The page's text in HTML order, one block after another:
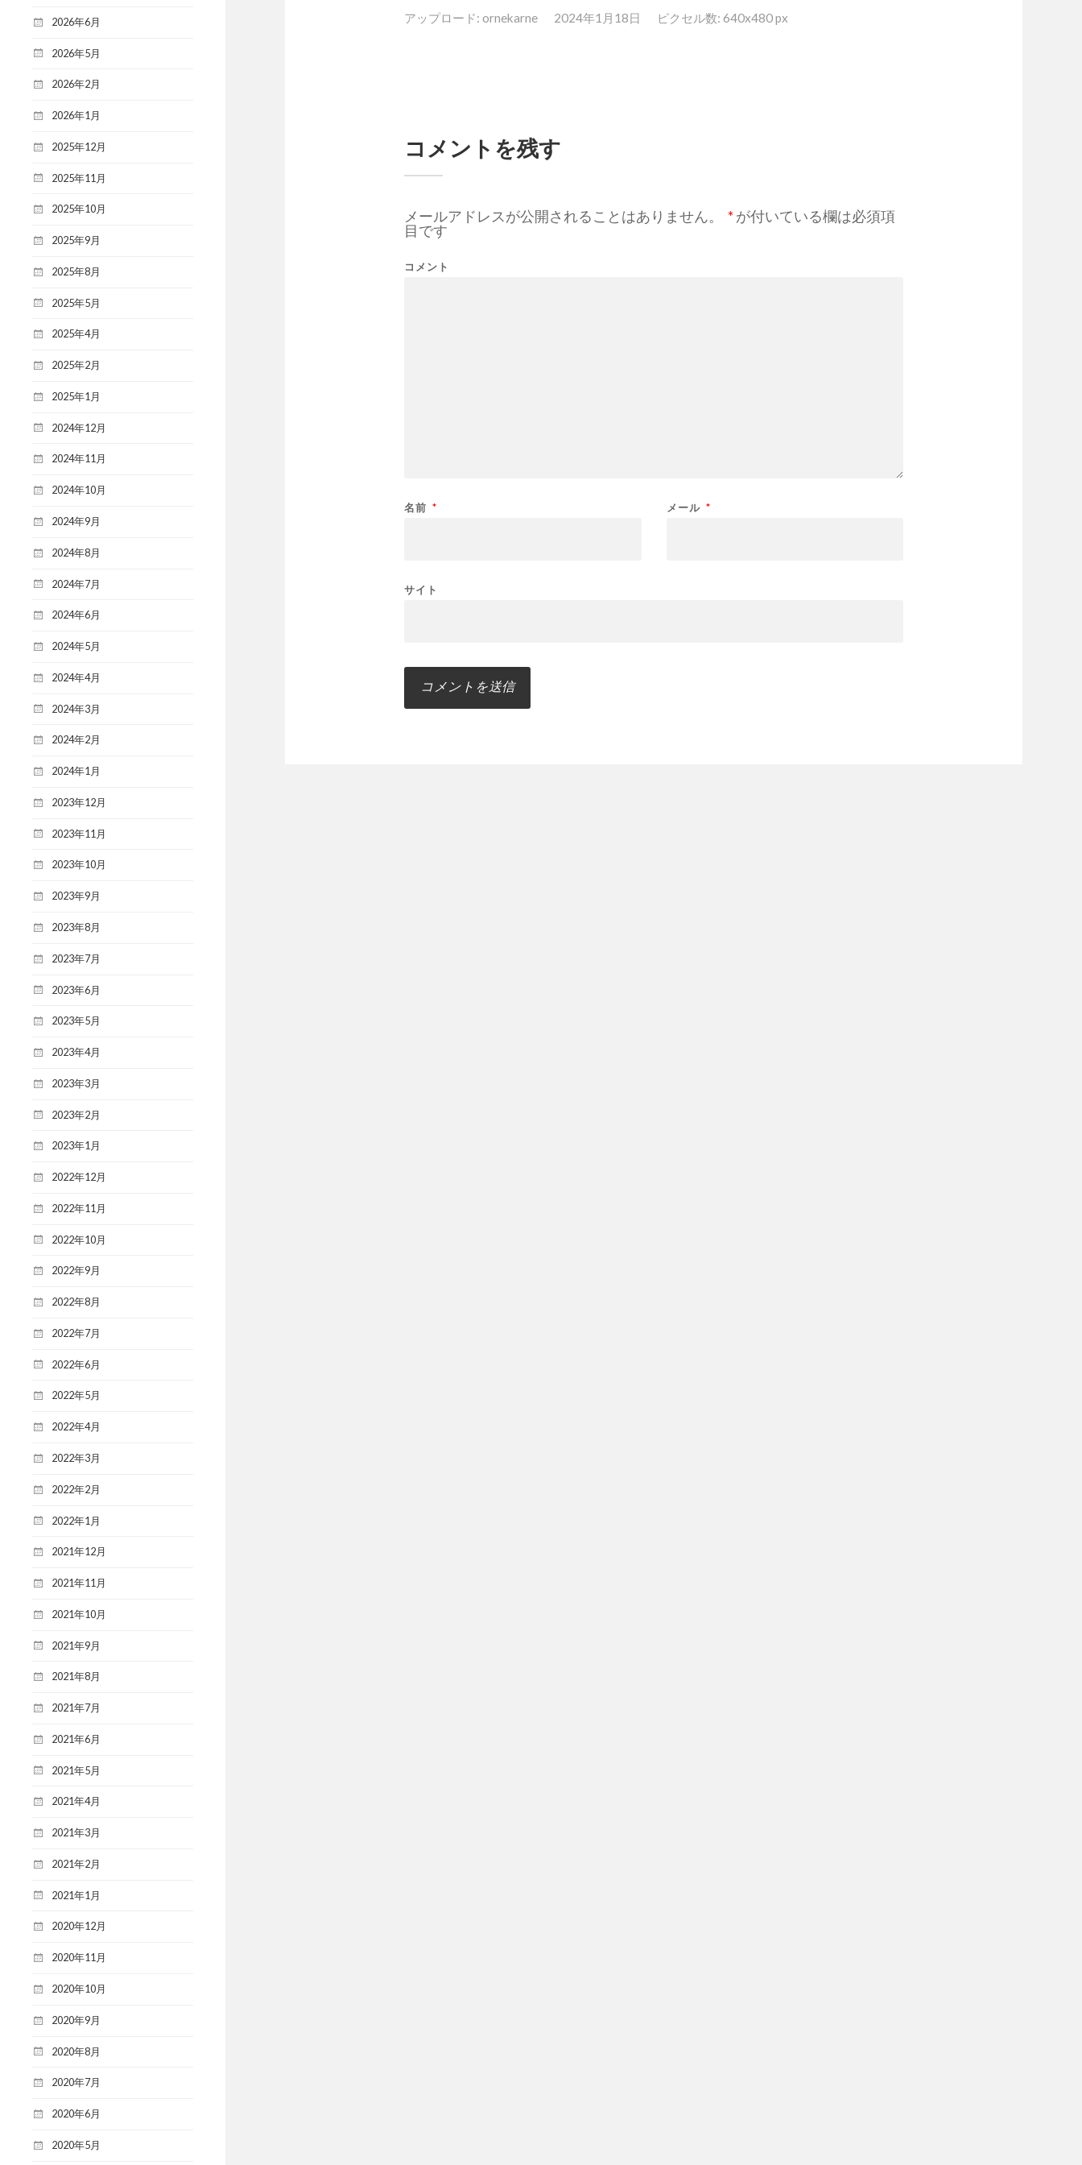
2026年6月
2026年5月
2026年2月
2026年1月
2025年12月
2025年11月
2025年10月
2025年9月
2025年8月
2025年5月
2025年4月
2025年2月
2025年1月
2024年12月
2024年11月
2024年10月
2024年9月
2024年8月
2024年7月
2024年6月
2024年5月
2024年4月
2024年3月
2024年2月
2024年1月
2023年12月
2023年11月
2023年10月
2023年9月
2023年8月
2023年7月
2023年6月
2023年5月
2023年4月
2023年3月
2023年2月
2023年1月
2022年12月
2022年11月
2022年10月
2022年9月
2022年8月
2022年7月
2022年6月
2022年5月
2022年4月
2022年3月
2022年2月
2022年1月
2021年12月
2021年11月
2021年10月
2021年9月
2021年8月
2021年7月
2021年6月
2021年5月
2021年4月
2021年3月
2021年2月
2021年1月
2020年12月
2020年11月
2020年10月
2020年9月
2020年8月
2020年7月
2020年6月
2020年5月
アップロード: ornekarne 2024年1月18日 ピクセル数: 640x480 px
コメントを残す
メールアドレスが公開されることはありません。 * が付いている欄は必須項
目です
コメント
名前 * メール *
サイト